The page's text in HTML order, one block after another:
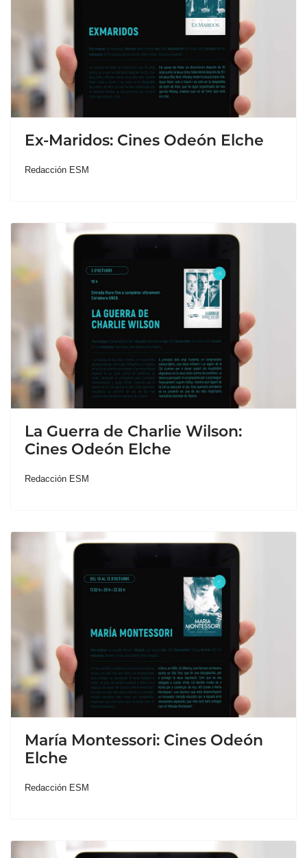
Ex-Maridos: Cines Odeón Elche
Redacción ESM
La Guerra de Charlie Wilson:
Cines Odeón Elche
Redacción ESM
María Montessori: Cines Odeón
Elche
Redacción ESM